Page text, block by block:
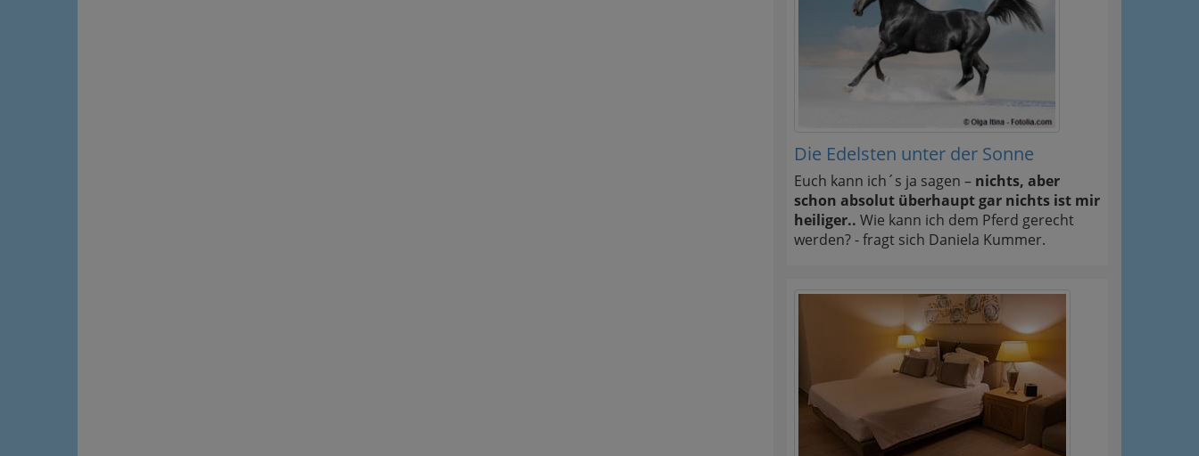
Die Edelsten unter der Sonne
Euch kann ich´s ja sagen – nichts, aber
schon absolut überhaupt gar nichts ist mir
heiliger.. Wie kann ich dem Pferd gerecht
werden? - fragt sich Daniela Kummer.